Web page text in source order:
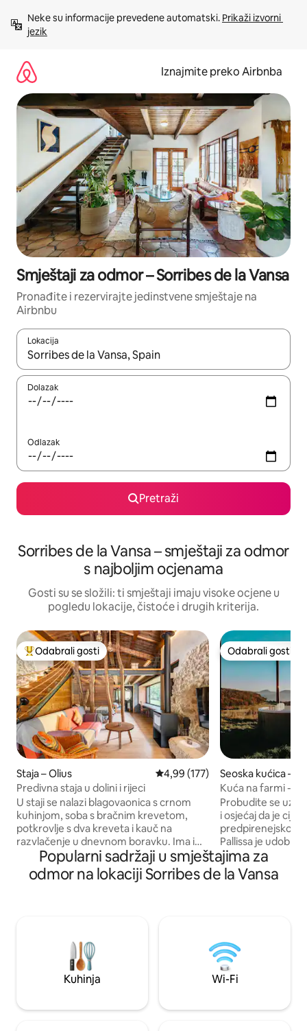
sadržaj
Neke su informacije prevedene automatski. Prikaži izvorni
jezik
Iznajmite preko Airbnba
Smještaji za odmor – Sorribes de la Vansa
Pronađite i rezervirajte jedinstvene smještaje na
Airbnbu
Lokacija
Kada budu dostupni rezultati, moći ćete ih pregledati
Dolazak
Odlazak
Pretraži
Sorribes de la Vansa – smještaji za odmor
s najboljim ocjenama
Gosti su se složili: ti smještaji imaju visoke ocjene u
pogledu lokacije, čistoće i drugih kriterija.
Među najviše rangiranima s oznakom „Odabrali gosti”
Odabrali gosti
Staja – Olius Prosječna ocjena: 4,99/5,
4,99 (177)
Predivna staja u dolini i rijeci
U staji se nalazi blagovaonica s crnom
kuhinjom, soba s bračnim krevetom,
potkrovlje s dva kreveta i kauč na
razvlačenje u dnevnom boravku. Ima i
dvostruki tuš s prozorom kako biste
mogli uživati u prirodi dok se tuširate.
Kamin, bazen i rijeka. I okruženje s
Seoski restoran udaljen je 5 minuta, a
grad u kojem se nalaze svi supermarketi i
restorani udaljen je 10 minuta!
Odabrali gosti
Odabrali gosti
Seoska kućica –
Kuća na farmi - La
Probudite se uz
i osjećaj da je
predpirenejskom
Pallissa je udobna
katalonskim
za one koji se
ponovno se
blizini Rupita, Salt
akumulacijskog
Popularni sadržaji u smještajima za
odmor na lokaciji Sorribes de la Vansa
Kuhinja Wi-Fi